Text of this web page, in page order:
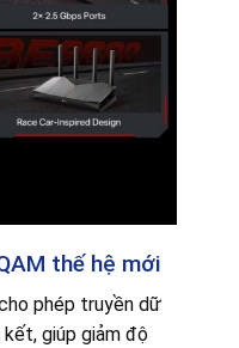
thế hệ mới
phép truyền dữ
kết, giúp giảm độ